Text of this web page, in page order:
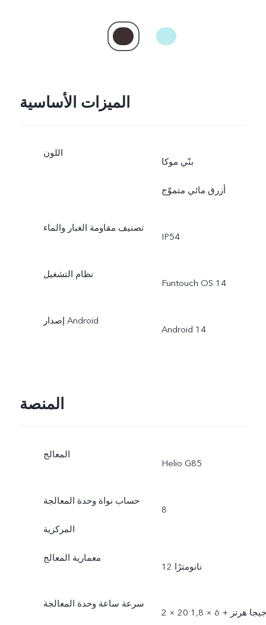
الميزات الأساسية
اللون
بنّي موكا
أزرق مائي متموّج
تصنيف مقاومة الغبار والماء
IP54
نظام التشغيل
Funtouch OS 14
إصدار Android
Android 14
المنصة
المعالج
Helio G85
حساب نواة وحدة المعالجة
المركزية
8
معمارية المعالج
12 نانومترًا
سرعة ساعة وحدة المعالجة
2 × 20 جيجا هرتز + 6 × 1,8